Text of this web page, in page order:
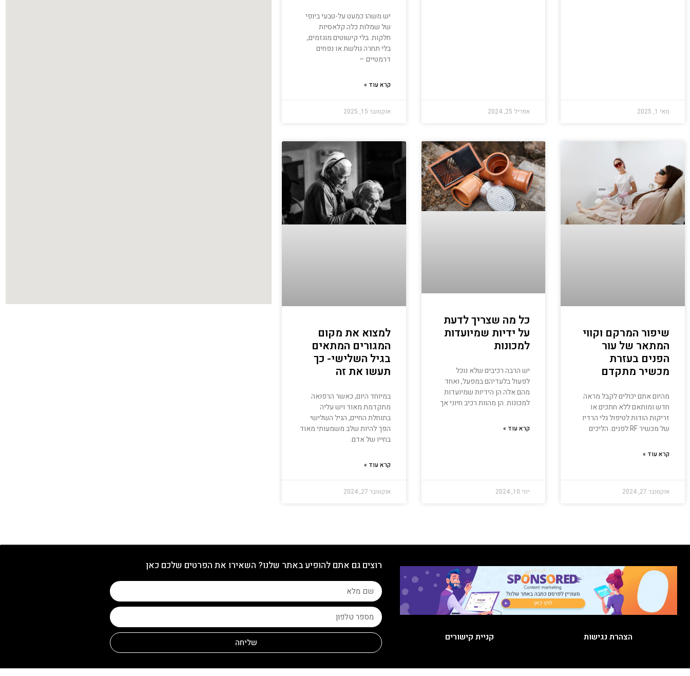
מאי 1, 2025 אפריל 25, 2024
יש משהו כמעט על-טבעי ביופי
של שמלות כלה קלאסיות
חלקות. בלי קישוטים מוגזמים,
בלי תחרה גולשת או נפחים
דרמטיים –
קרא עוד »
אוקטובר 15, 2025
שיפור המרקם וקווי
המתאר של עור
הפנים בעזרת
מכשיר מתקדם
מהיום אתם יכולים לקבל מראה
חדש ומותאם ללא חתכים או
זריקות הודות לטיפול גלי הרדיו
של מכשיר RF לפנים. הליכים
קרא עוד »
אוקטובר 27, 2024
כל מה שצריך לדעת
על ידיות שמיועדות
למכונות
יש הרבה רכיבים שלא נוכל
לפעול בלעדיהם במפעל, ואחד
מהם אלה הן הידיות שמיועדות
למכונות. הן מהוות רכיב חיוני אך
קרא עוד »
יוני 10, 2024
למצוא את מקום
המגורים המתאים
בגיל השלישי- כך
תעשו את זה
במיוחד היום, כאשר הרפואה
מתקדמת מאוד ויש עליה
בתוחלת החיים, הגיל השלישי
הפך להיות שלב משמעותי מאוד
בחייו של אדם.
קרא עוד »
אוקטובר 27, 2024
הצהרת נגישות קניית קישורים
רוצים גם אתם להופיע באתר שלנו? השאירו את הפרטים שלכם כאן
שליחה